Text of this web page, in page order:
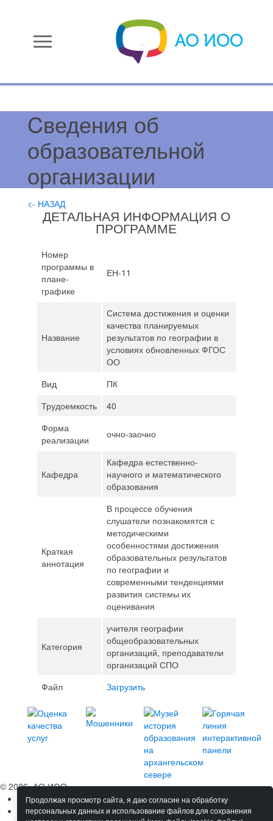
menu
Cведения об
образовательной
организации
<- НАЗАД
ДЕТАЛЬНАЯ ИНФОРМАЦИЯ О
ПРОГРАММЕ
Номер
программы в
плане-
графике
ЕН-11
Название
Система достижения и оценки
качества планируемых
результатов по географии в
условиях обновленных ФГОС
ОО
Вид
ПК
Трудоемкость
40
Форма
реализации
очно-заочно
Кафедра
Кафедра естественно-
научного и математического
образования
Краткая
аннотация
В процессе обучения
слушатели познакомятся с
методическими
особенностями достижения
образовательных результатов
по географии и
современными тенденциями
развития системы их
оценивания
Категория
учителя географии
общеобразовательных
организаций, преподаватели
организаций СПО
Файл
Загрузить
© 2026, АО ИОО
Сведения об ОО
Обучение
Продолжая просмотр сайта, я даю согласие на обработку
персональных данных и использование файлов для сохранения